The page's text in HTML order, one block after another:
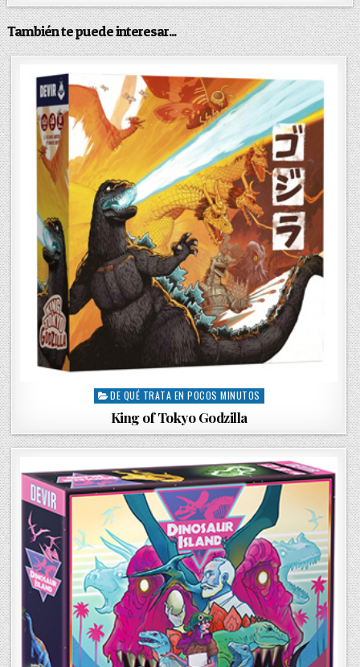
También te puede interesar...
P
t
d
i
DE QUÉ TRATA EN POCOS MINUTOS
King of Tokyo Godzilla